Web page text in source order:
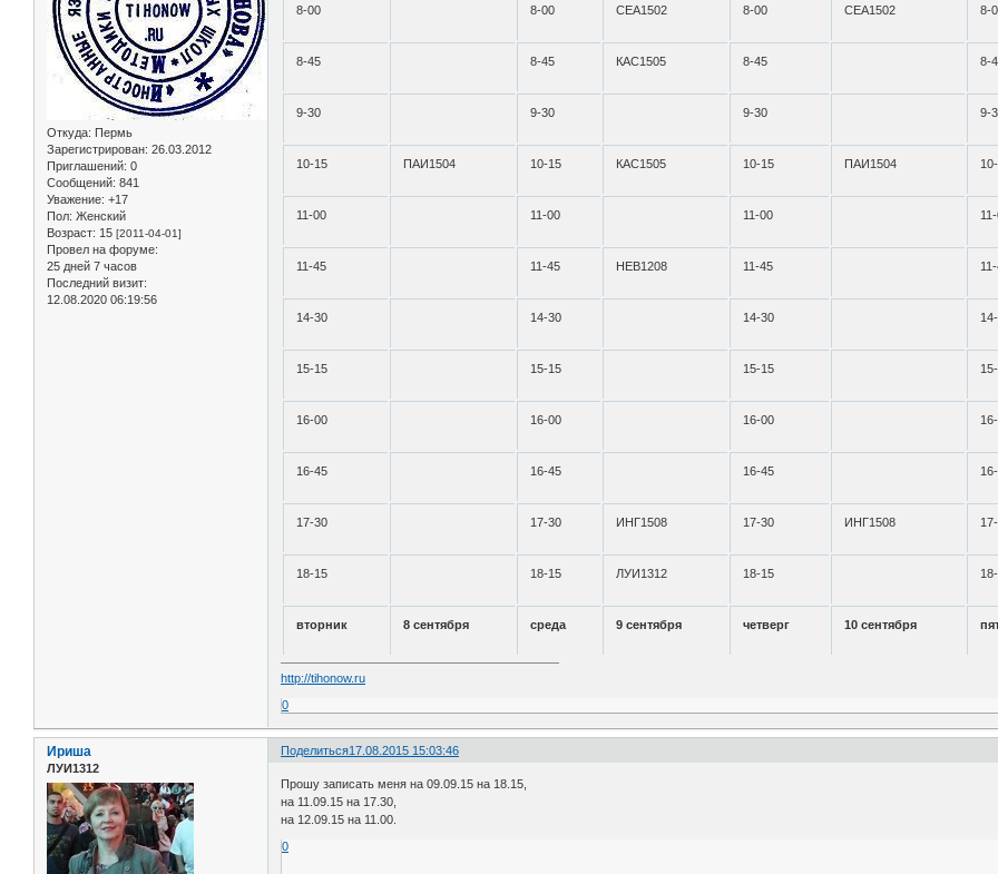
Откуда: Пермь
Зарегистрирован: 26.03.2012
Приглашений: 0
Сообщений: 841
Уважение: +17
Пол: Женский
Возраст: 15 [2011-04-01]
Провел на форуме:
25 дней 7 часов
Последний визит:
12.08.2020 06:19:56
8-00 8-00 СЕА1502 8-00 СЕА1502 8-
8-45 8-45 КАС1505 8-45 8-
9-30 9-30 9-30 9-
10-15 ПАИ1504 10-15 КАС1505 10-15 ПАИ1504
11-00 11-00 11-00
11-45 11-45 НЕВ1208 11-45
14-30 14-30 14-30
15-15 15-15 15-15
16-00 16-00 16-00
16-45 16-45 16-45
17-30 17-30 ИНГ1508 17-30 ИНГ1508
18-15 18-15 ЛУИ1312 18-15
вторник 8 сентября среда 9 сентября четверг 10 сентября
http://tihonow.ru
0
Поделиться17.08.2015 15:03:46
Ириша
ЛУИ1312
Прошу записать меня на 09.09.15 на 18.15,
на 11.09.15 на 17.30,
на 12.09.15 на 11.00.
0